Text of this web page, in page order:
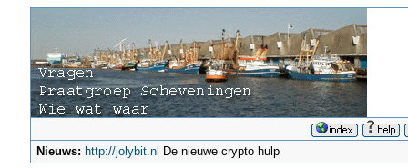
Nieuws: http://jolybit.nl De nieuwe crypto hulp